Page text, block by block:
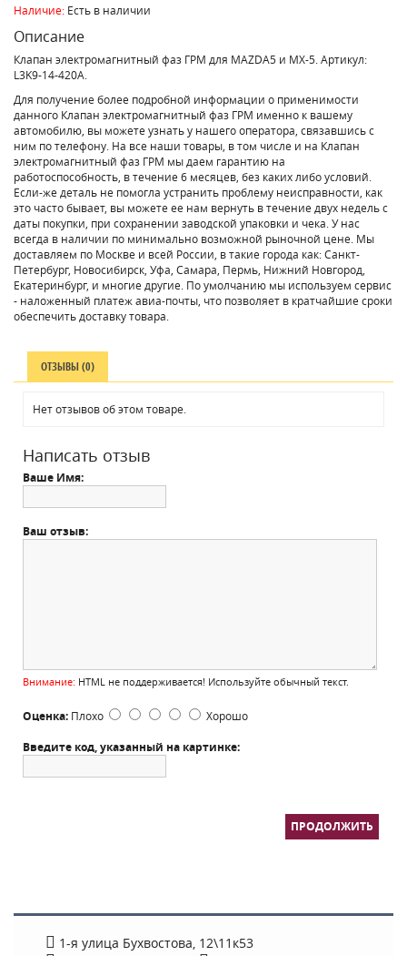
Наличие: Есть в наличии
Описание
Клапан электромагнитный фаз ГРМ для MAZDA5 и MX-5. Артикул:
L3K9-14-420A.
Для получение более подробной информации о применимости
данного Клапан электромагнитный фаз ГРМ именно к вашему
автомобилю, вы можете узнать у нашего оператора, связавшись с
ним по телефону. На все наши товары, в том числе и на Клапан
электромагнитный фаз ГРМ мы даем гарантию на
работоспособность, в течение 6 месяцев, без каких либо условий.
Если-же деталь не помогла устранить проблему неисправности, как
это часто бывает, вы можете ее нам вернуть в течение двух недель с
даты покупки, при сохранении заводской упаковки и чека. У нас
всегда в наличии по минимально возможной рыночной цене. Мы
доставляем по Москве и всей России, в такие города как: Санкт-
Петербург, Новосибирск, Уфа, Самара, Пермь, Нижний Новгород,
Екатеринбург, и многие другие. По умолчанию мы используем сервис
- наложенный платеж авиа-почты, что позволяет в кратчайшие сроки
обеспечить доставку товара.
ОТЗЫВЫ (0)
Нет отзывов об этом товаре.
Написать отзыв
Ваше Имя:
Ваш отзыв:
Внимание: HTML не поддерживается! Используйте обычный текст.
Оценка: Плохо Хорошо
Введите код, указанный на картинке:
ПРОДОЛЖИТЬ
1-я улица Бухвостова, 12\11к53